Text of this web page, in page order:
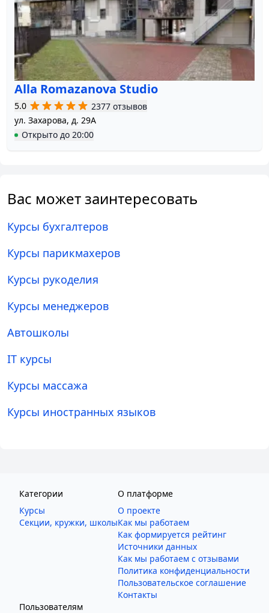
Alla Romazanova Studio
5.0
2377 отзывов
ул. Захарова, д. 29А
Открыто до 20:00
Вас может заинтересовать
Курсы бухгалтеров
Курсы парикмахеров
Курсы рукоделия
Курсы менеджеров
Автошколы
IT курсы
Курсы массажа
Курсы иностранных языков
Категории
Курсы
Секции, кружки, школы
О платформе
О проекте
Как мы работаем
Как формируется рейтинг
Источники данных
Как мы работаем с отзывами
Политика конфиденциальности
Пользовательское соглашение
Контакты
Пользователям